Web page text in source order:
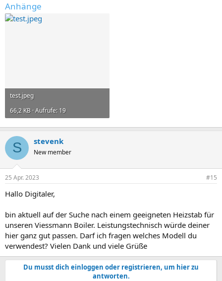
Anhänge
test.jpeg
66,2 KB · Aufrufe: 19
S stevenk
New member
25 Apr. 2023 #15
Hallo Digitaler,
bin aktuell auf der Suche nach einem geeigneten Heizstab für
unseren Viessmann Boiler. Leistungstechnisch würde deiner
hier ganz gut passen. Darf ich fragen welches Modell du
verwendest? Vielen Dank und viele Grüße
Du musst dich einloggen oder registrieren, um hier zu
antworten.